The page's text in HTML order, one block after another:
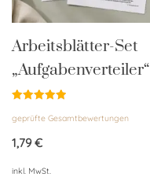
Arbeitsblätter-Set
„Aufgabenverteiler“
mit
von 5
geprüfte Gesamtbewertungen
1,79€
inkl. MwSt.